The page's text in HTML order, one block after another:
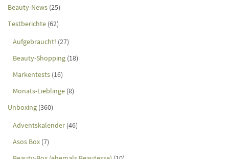
Beauty-News (25)
Testberichte (62)
Aufgebraucht! (27)
Beauty-Shopping (18)
Markentests (16)
Monats-Lieblinge (8)
Unboxing (360)
Adventskalender (46)
Asos Box (7)